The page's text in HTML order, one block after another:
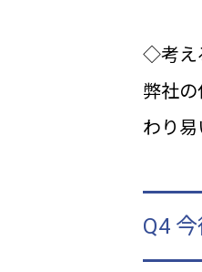
◇考え
弊社
わり
Q4